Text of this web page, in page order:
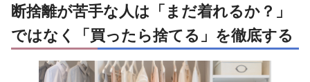
断捨離が苦手な人は「まだ着れるか？」
ではなく「買ったら捨てる」を徹底する